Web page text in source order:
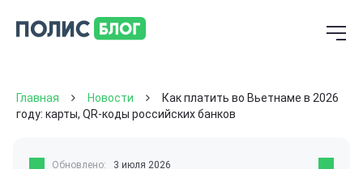
Главная Новости
Как платить во Вьетнаме в 2026
году: карты, QR-коды российских банков
Обновлено: 3 июля 2026